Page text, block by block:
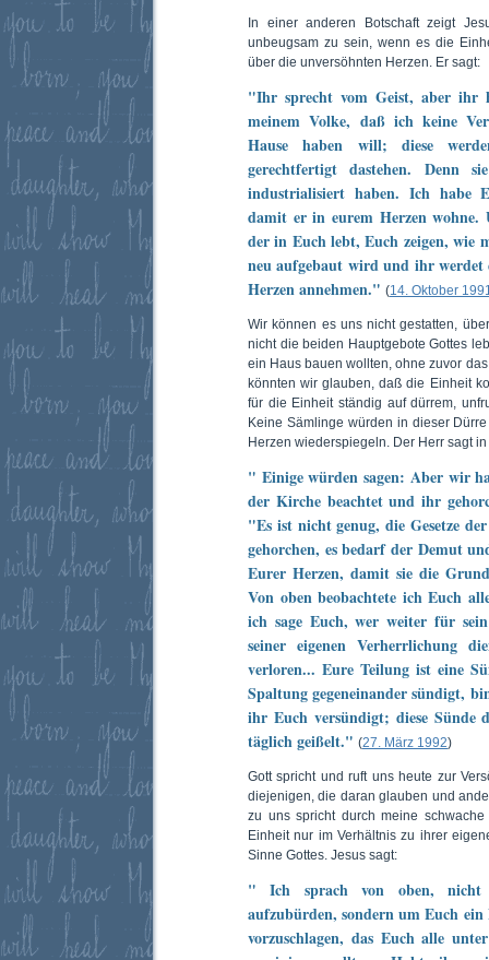
In einer anderen Botschaft zeigt
unbeugsam zu sein, wenn es die
über die unversöhnten Herzen. Er sagt:
"Ihr sprecht vom Geist, aber ihr
meinem Volke, daß ich keine
Hause haben will; diese
gerechtfertigt dastehen. Denn
industrialisiert haben. Ich habe
damit er in eurem Herzen
der in Euch lebt, Euch zeigen, wie
neu aufgebaut wird und ihr
Herzen annehmen." (14. Oktober
Wir können es uns nicht gestatten,
nicht die beiden Hauptgebote Gottes
ein Haus bauen wollten, ohne zuvor
könnten wir glauben, daß die Einheit
für die Einheit ständig auf dürrem,
Keine Sämlinge würden in dieser
Herzen wiederspiegeln. Der Herr sagt
" Einige würden sagen: Aber wir
der Kirche beachtet und ihr
"Es ist nicht genug, die Gesetze
gehorchen, es bedarf der Demut
Eurer Herzen, damit sie die
Von oben beobachtete ich Euch
ich sage Euch, wer weiter für
seiner eigenen Verherrlichung
verloren... Eure Teilung ist eine
Spaltung gegeneinander sündigt,
ihr Euch versündigt; diese Sünde
täglich geißelt." (27. März 1992)
Gott spricht und ruft uns heute zur
diejenigen, die daran glauben und
zu uns spricht durch meine
Einheit nur im Verhältnis zu ihrer
Sinne Gottes. Jesus sagt:
" Ich sprach von oben, nicht
aufzubürden, sondern um Euch
vorzuschlagen, das Euch alle